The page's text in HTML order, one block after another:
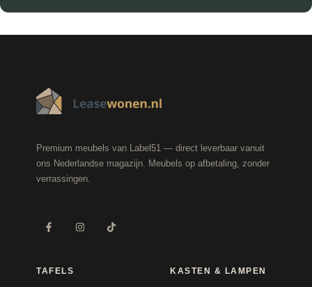
Premium meubels van Label51 — direct leverbaar vanuit
ons Nederlandse magazijn. Meubels op afbetaling, zonder
verrassingen.
TAFELS KASTEN & LAMPEN